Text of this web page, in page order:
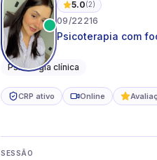
5.0(2)
09/22216
Psicoterapia com
autoestima para
Psicologia clínica
CRP ativo Online
SESSÃO